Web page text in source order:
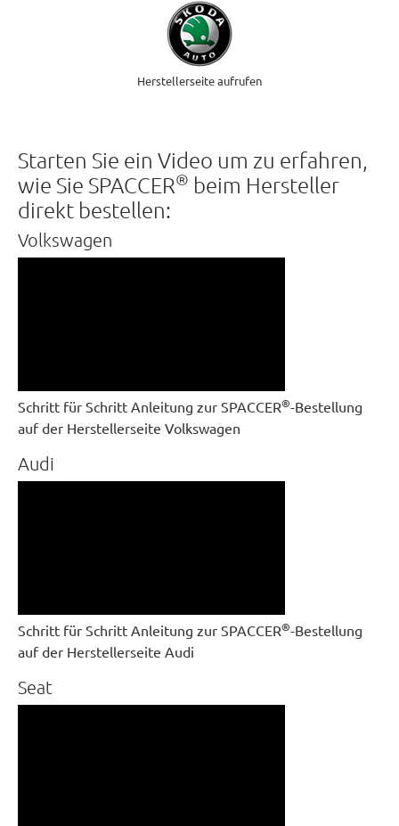
Herstellerseite aufrufen
Starten Sie ein Video um zu erfahren,
wie Sie SPACCER® beim Hersteller
direkt bestellen:
Volkswagen
Schritt für Schritt Anleitung zur SPACCER®-Bestellung
auf der Herstellerseite Volkswagen
Audi
Schritt für Schritt Anleitung zur SPACCER®-Bestellung
auf der Herstellerseite Audi
Seat